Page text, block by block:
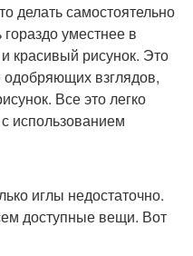
делать самостоятельно
уместнее в
красивый рисунок. Это
одобряющих взглядов,
Все это легко
использованием
иглы недостаточно.
доступные вещи. Вот